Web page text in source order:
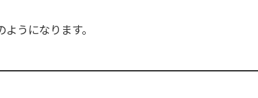
うになります。